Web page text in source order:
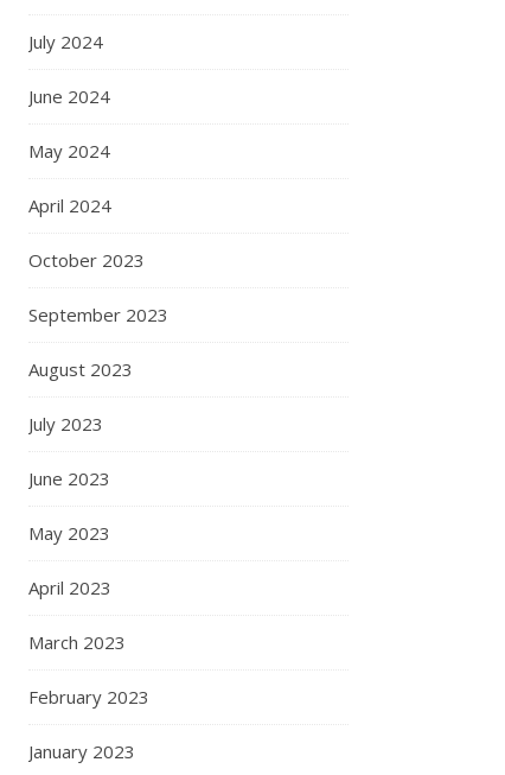
July 2024
June 2024
May 2024
April 2024
October 2023
September 2023
August 2023
July 2023
June 2023
May 2023
April 2023
March 2023
February 2023
January 2023